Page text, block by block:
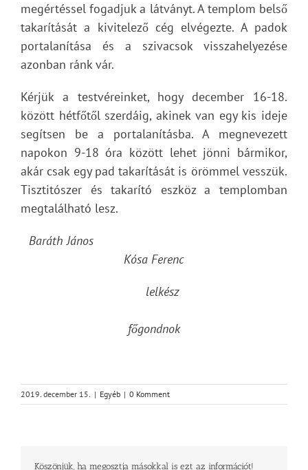
megértéssel fogadjuk a látványt. A templom belső
takarítását a kivitelező cég elvégezte. A padok
portalanítása és a szivacsok visszahelyezése
azonban ránk vár.
Kérjük a testvéreinket, hogy december 16-18.
között hétfőtől szerdáig, akinek van egy kis ideje
segítsen be a portalanításba. A megnevezett
napokon 9-18 óra között lehet jönni bármikor,
akár csak egy pad takarítását is örömmel vesszük.
Tisztitószer és takarító eszköz a templomban
megtalálható lesz.
Baráth János
Kósa Ferenc
lelkész
főgondnok
2019. december 15. | Egyéb | 0 Komment
Köszönjük, ha megosztja másokkal is ezt az információt!